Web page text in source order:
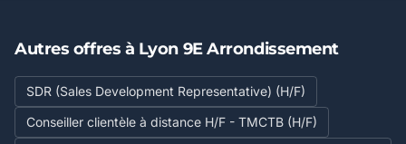
Autres offres à Lyon 9E Arrondissement
SDR (Sales Development Representative) (H/F)
Conseiller clientèle à distance H/F - TMCTB (H/F)